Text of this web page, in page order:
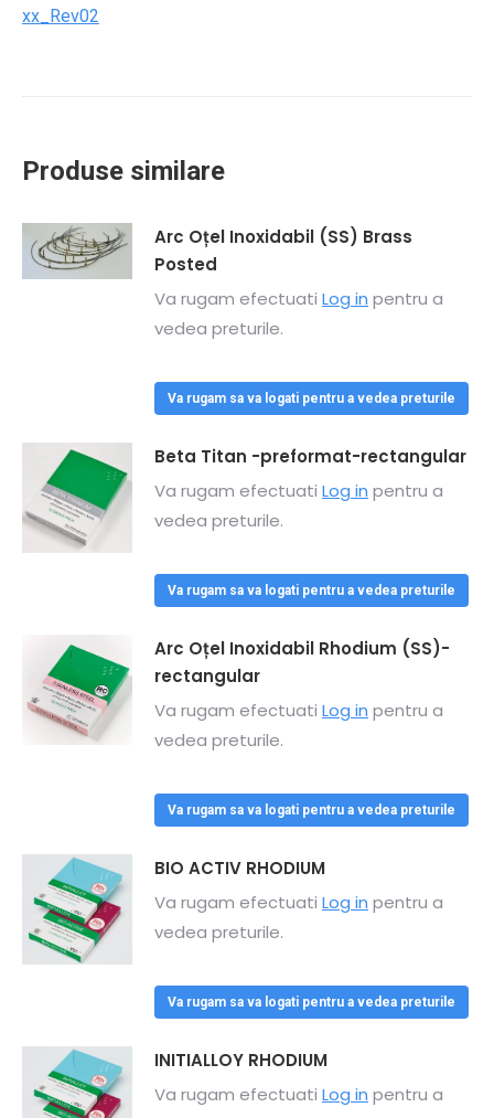
xx_Rev02
Produse similare
Arc Oțel Inoxidabil (SS) Brass
Posted
Va rugam efectuati Log in pentru a
vedea preturile.
Va rugam sa va logati pentru a vedea preturile
Beta Titan -preformat-rectangular
Va rugam efectuati Log in pentru a
vedea preturile.
Va rugam sa va logati pentru a vedea preturile
Arc Oțel Inoxidabil Rhodium (SS)-
rectangular
Va rugam efectuati Log in pentru a
vedea preturile.
Va rugam sa va logati pentru a vedea preturile
BIO ACTIV RHODIUM
Va rugam efectuati Log in pentru a
vedea preturile.
Va rugam sa va logati pentru a vedea preturile
INITIALLOY RHODIUM
Va rugam efectuati Log in pentru a